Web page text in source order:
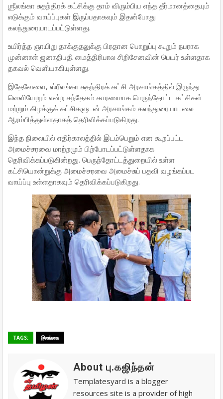
ஶ்ரீலங்கா சுதந்திரக் கட்சிக்கு தாம் விரும்பிய எந்த தீர்மானத்தையும்
எடுக்கும் வாய்ப்புகள் இருப்பதாகவும் இதன்போது
கலந்துரையாடப்பட்டுள்ளது.
உயிர்த்த ஞாயிறு தாக்குதலுக்கு பிரதான பொறுப்பு கூறும் நபராக
முன்னாள் ஜனாதிபதி மைத்திரிபால சிறிசேனவின் பெயர் உள்ளதாக
தகவல் வெளியாகியுள்ளது.
இதேவேளை, ஸ்ரீலங்கா சுதந்திரக் கட்சி அரசாங்கத்தில் இருந்து
வெளியேறும் என்ற சந்தேகம் காரணமாக பெருந்தோட்ட கட்சிகள்
மற்றும் கிழக்குக் கட்சிகளுடன் அரசாங்கம் கலந்துரையாடலை
ஆரம்பித்துள்ளதாகத் தெரிவிக்கப்படுகிறது.
இந்த நிலையில் எதிர்காலத்தில் இடம்பெறும் என கூறப்பட்ட
அமைச்சரவை மாற்றமும் பிற்போடப்பட்டுள்ளதாக
தெரிவிக்கப்படுகின்றது. பெருந்தோட்டத்துறையில் உள்ள
கட்சியொன்றுக்கு அமைச்சரவை அமைச்சுப் பதவி வழங்கப்பட
வாய்ப்பு உள்ளதாகவும் தெரிவிக்கப்படுகிறது.
TAGS: இலங்கை
About பு.கஜிந்தன்
Templatesyard is a blogger
resources site is a provider of high